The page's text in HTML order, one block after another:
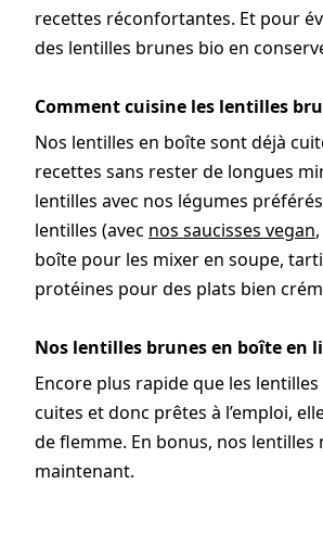
recettes réconfortantes. Et pour
des lentilles brunes bio en
Comment cuisine les lentilles
Nos lentilles en boîte sont déjà
recettes sans rester de longues
lentilles avec nos légumes
lentilles (avec nos saucisses vegan
boîte pour les mixer en soupe,
protéines pour des plats bien
Nos lentilles brunes en boîte en
Encore plus rapide que les
cuites et donc prêtes à l’emploi,
de flemme. En bonus, nos
maintenant.